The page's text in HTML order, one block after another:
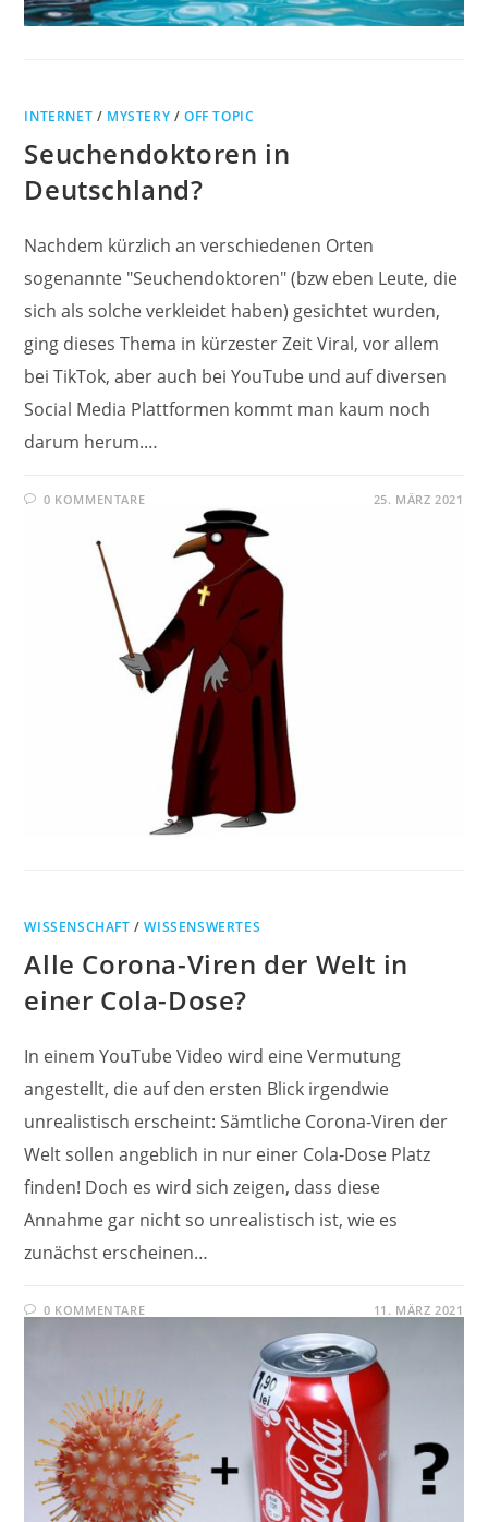
INTERNET / MYSTERY /OFF TOPIC
Seuchendoktoren in
Deutschland?
Nachdem kürzlich an verschiedenen Orten
sogenannte "Seuchendoktoren" (bzw eben Leute, die
sich als solche verkleidet haben) gesichtet wurden,
ging dieses Thema in kürzester Zeit Viral, vor allem
bei TikTok, aber auch bei YouTube und auf diversen
Social Media Plattformen kommt man kaum noch
darum herum.…
0 KOMMENTARE 25. MÄRZ 2021
WISSENSCHAFT /WISSENSWERTES
Alle Corona-Viren der Welt in
einer Cola-Dose?
In einem YouTube Video wird eine Vermutung
angestellt, die auf den ersten Blick irgendwie
unrealistisch erscheint: Sämtliche Corona-Viren der
Welt sollen angeblich in nur einer Cola-Dose Platz
finden! Doch es wird sich zeigen, dass diese
Annahme gar nicht so unrealistisch ist, wie es
zunächst erscheinen…
0 KOMMENTARE 11. MÄRZ 2021